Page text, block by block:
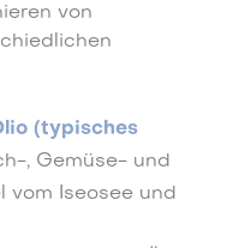
von
(typisches
, Gemüse- und
vom Iseosee und